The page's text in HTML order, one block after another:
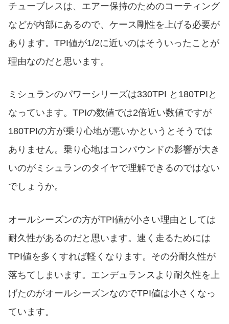
チューブレスは、エアー保持のためのコーティング
などが内部にあるので、ケース剛性を上げる必要が
あります。TPI値が1/2に近いのはそういったことが
理由なのだと思います。
ミシュランのパワーシリーズは330TPI と180TPIと
なっています。TPIの数値では2倍近い数値ですが
180TPIの方が乗り心地が悪いかというとそうでは
ありません。乗り心地はコンパウンドの影響が大き
いのがミシュランのタイヤで理解できるのではない
でしょうか。
オールシーズンの方がTPI値が小さい理由としては
耐久性があるのだと思います。速く走るためには
TPI値を多くすれば軽くなります。その分耐久性が
落ちてしまいます。エンデュランスより耐久性を上
げたのがオールシーズンなのでTPI値は小さくなっ
ています。